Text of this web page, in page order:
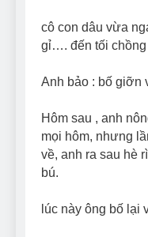
cô con dâu vừa
gỉ…. đến tối chồng
Anh bảo : bố giỡn
Hôm sau , anh
mọi hôm, nhưng
về, anh ra sau hè
bú.
lúc này ông bố lại